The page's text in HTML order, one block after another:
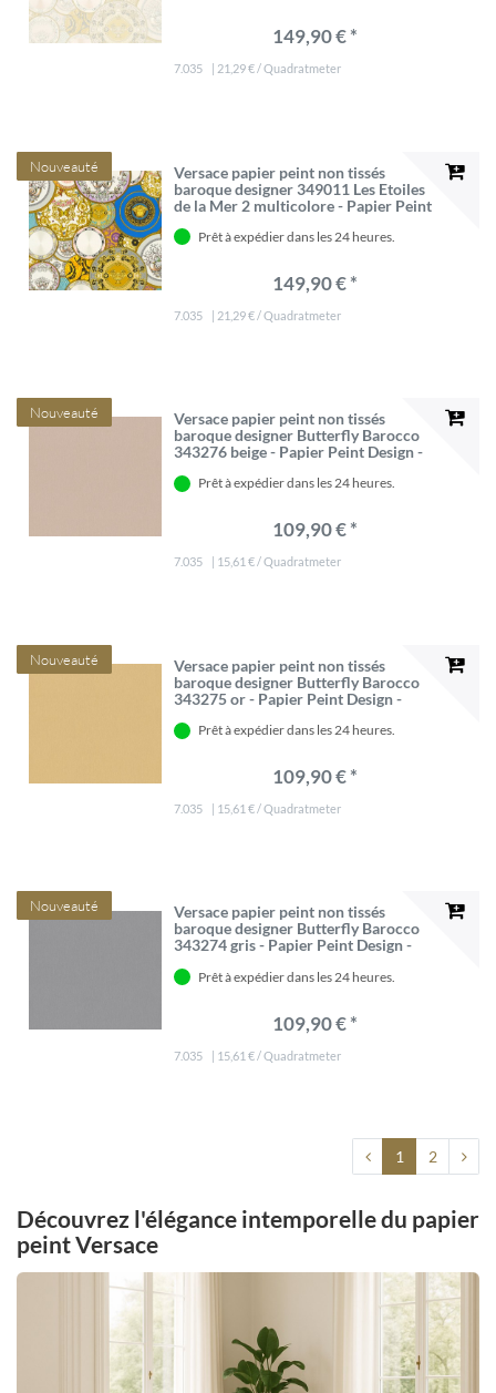
149,90 € *
7.035 | 21,29 € / Quadratmeter
Nouveauté
Versace papier peint non tissés
baroque designer 349011 Les Etoiles
de la Mer 2 multicolore - Papier Peint
Prêt à expédier dans les 24 heures.
149,90 € *
7.035 | 21,29 € / Quadratmeter
Nouveauté
Versace papier peint non tissés
baroque designer Butterfly Barocco
343276 beige - Papier Peint Design -
Prêt à expédier dans les 24 heures.
109,90 € *
7.035 | 15,61 € / Quadratmeter
Nouveauté
Versace papier peint non tissés
baroque designer Butterfly Barocco
343275 or - Papier Peint Design -
Prêt à expédier dans les 24 heures.
109,90 € *
7.035 | 15,61 € / Quadratmeter
Nouveauté
Versace papier peint non tissés
baroque designer Butterfly Barocco
343274 gris - Papier Peint Design -
Prêt à expédier dans les 24 heures.
109,90 € *
7.035 | 15,61 € / Quadratmeter
1 2
Découvrez l'élégance intemporelle du papier
peint Versace